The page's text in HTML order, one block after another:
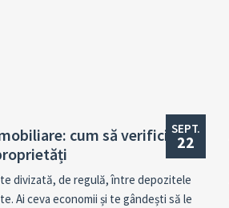
SEPT.
22
cum să verifici
divizată, de regulă, între depozitele
Ai ceva economii și te gândești să le